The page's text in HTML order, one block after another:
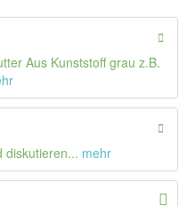
Aus Kunststoff grau z.B.
diskutieren... mehr